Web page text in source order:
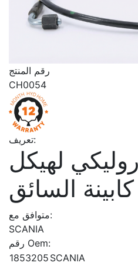
رقم المنتج
CH0054
تعريف:
لهيكل
كابينة السائق
متوافق مع:
SCANIA
رقم Oem:
1853205 SCANIA